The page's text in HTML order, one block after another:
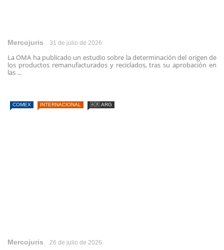
Mercojuris 31 de julio de 2026
La OMA ha publicado un estudio sobre la determinación del origen de
los productos remanufacturados y reciclados, tras su aprobación en
las ...
COMEX INTERNACIONAL 🇦🇷 ARG
Mercojuris 26 de julio de 2026